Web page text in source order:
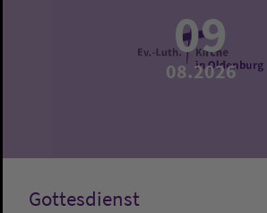
09
08.2026
Gottesdienst